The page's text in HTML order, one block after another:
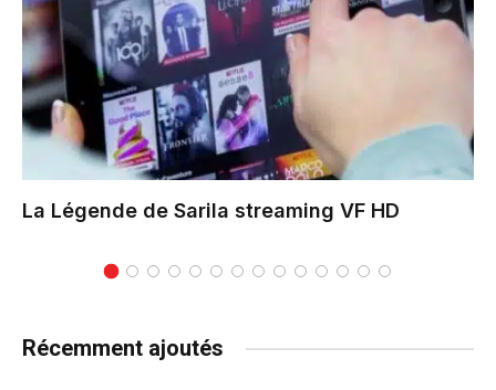
La Légende de Sarila streaming VF HD
Récemment ajoutés